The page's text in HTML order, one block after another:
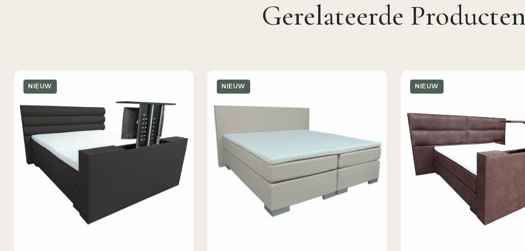
Gerelateerde
NIEUW NIEUW NIEUW